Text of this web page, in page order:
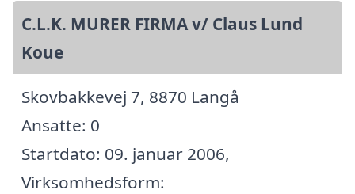
C.L.K. MURER FIRMA v/ Claus Lund
Koue
Skovbakkevej 7, 8870 Langå
Ansatte: 0
Startdato: 09. januar 2006,
Virksomhedsform: